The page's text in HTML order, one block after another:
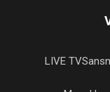
LIVE TV